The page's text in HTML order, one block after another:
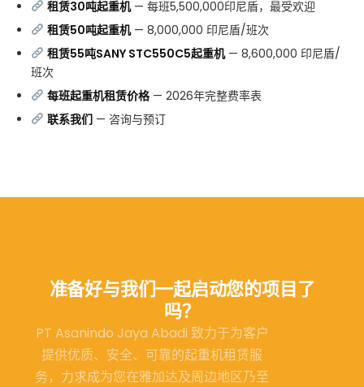
租赁30吨起重机— 每班5,500,000印尼盾，最受欢迎
租赁50吨起重机— 8,000,000 印尼盾/班次
租赁55吨SANY STC550C5起重机— 8,600,000 印尼盾/
班次
每班起重机租赁价格— 2026年完整费率表
联系我们— 咨询与预订
准备好与我们一起启动您的项目了
吗？
PT Asanindo Jaya Abadi 致力于为客户
提供优质、安全、可靠的起重机租赁服
务，力求成为您在雅加达及周边地区乃至